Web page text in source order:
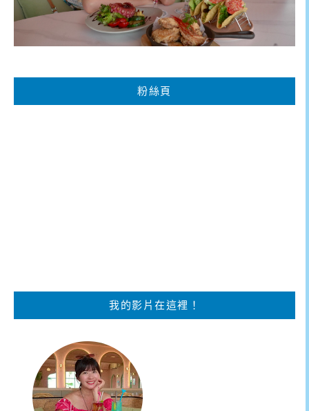
粉絲頁
我的影片在這裡！